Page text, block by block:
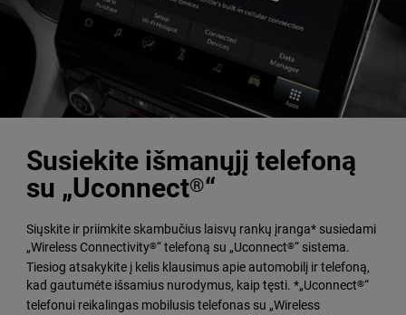
Susiekite išmanųjį telefoną
su „Uconnect®“
Siųskite ir priimkite skambučius laisvų rankų įranga* susiedami
„Wireless Connectivity®“ telefoną su „Uconnect®“ sistema.
Tiesiog atsakykite į kelis klausimus apie automobilį ir telefoną,
kad gautumėte išsamius nurodymus, kaip tęsti. *„Uconnect®“
telefonui reikalingas mobilusis telefonas su „Wireless